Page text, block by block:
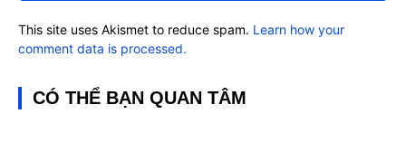
This site uses Akismet to reduce spam. Learn how your
comment data is processed.
CÓ THỂ BẠN QUAN TÂM